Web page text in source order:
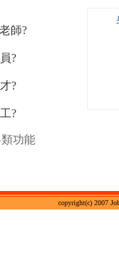
師?
?
?
?
功能
copyright(c) 2007